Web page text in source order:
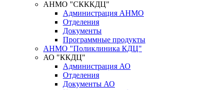
АНМО "СКККДЦ"
Администрация АНМО
Отделения
Документы
Программные продукты
АНМО "Поликлиника КДЦ"
АО "ККДЦ"
Администрация АО
Отделения
Документы АО